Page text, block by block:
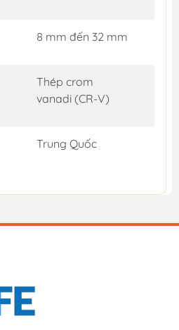
8 mm đến 32 mm
Thép crom
vanadi (CR-V)
Trung Quốc